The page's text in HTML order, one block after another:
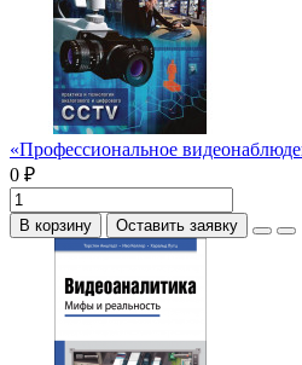
«Профессиональное
0 ₽
В корзину Оставить заявку